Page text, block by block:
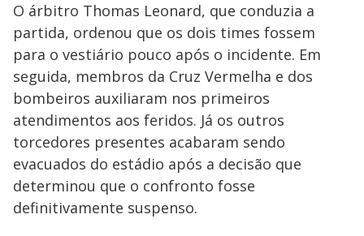
O árbitro Thomas Leonard, que conduzia a
partida, ordenou que os dois times fossem
para o vestiário pouco após o incidente. Em
seguida, membros da Cruz Vermelha e dos
bombeiros auxiliaram nos primeiros
atendimentos aos feridos. Já os outros
torcedores presentes acabaram sendo
evacuados do estádio após a decisão que
determinou que o confronto fosse
definitivamente suspenso.